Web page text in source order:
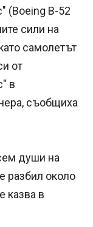
(Boeing B-52
сили на
самолетът
от
в
съобщиха
души на
разбил около
казва в